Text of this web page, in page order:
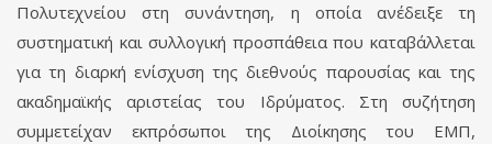
Πολυτεχνείου στη συνάντηση, η οποία ανέδειξε τη
συστηματική και συλλογική προσπάθεια που καταβάλλεται
για τη διαρκή ενίσχυση της διεθνούς παρουσίας και της
ακαδημαϊκής αριστείας του Ιδρύματος. Στη συζήτηση
συμμετείχαν εκπρόσωποι της Διοίκησης του ΕΜΠ,